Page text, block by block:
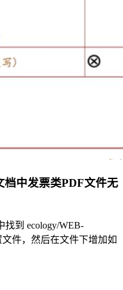
中发票类PDF文件无
到 ecology/WEB-
文件，然后在文件下增加如